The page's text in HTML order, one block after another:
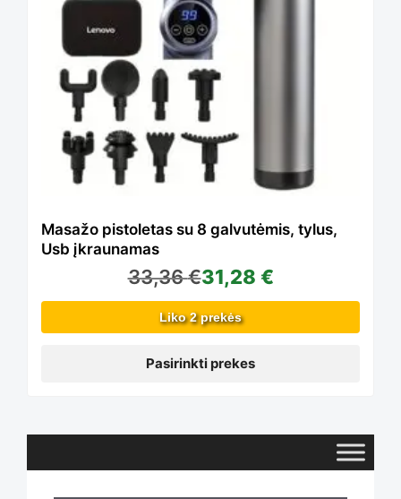
Masažo pistoletas su 8 galvutėmis, tylus,
Usb įkraunamas
33,36€31,28 €
Liko 2 prekės
Pasirinkti prekes
has
multiple
variants.
The
options
be